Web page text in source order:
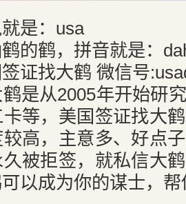
是：usa
的鹤，拼音就是：
证找大鹤 微信号
是从2005年开始研
等，美国签证找大
高，主意多、好点
被拒签，就私信大
以成为你的谋士，